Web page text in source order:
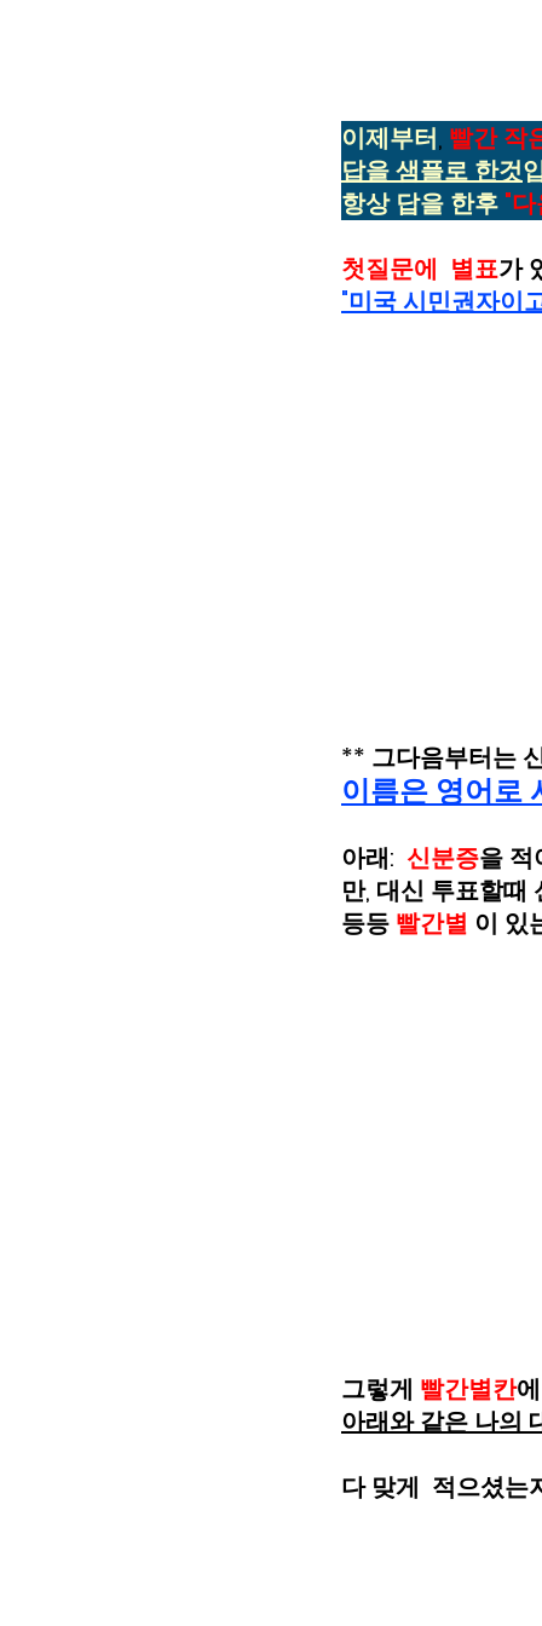
이제부터, 빨간 작
답을 샘플로 한것
항상 답을 한후 "
첫질문에  별표가
"미국 시민권자이
** 그다음부터는
이름은 영어로
아래: 신분증을 적
만, 대신 투표할때
등등 빨간별 이 있
그렇게 빨간별칸
아래와 같은 나의
다 맞게  적으셨는